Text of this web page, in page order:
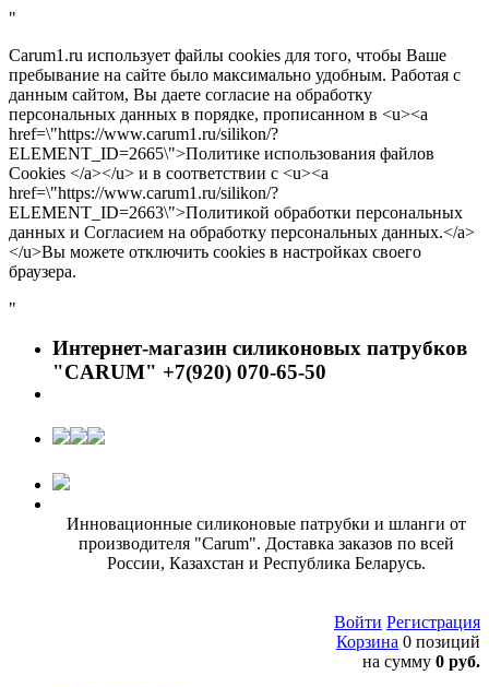
"
Carum1.ru использует файлы cookies для того, чтобы Ваше
пребывание на сайте было максимально удобным. Работая с
данным сайтом, Вы даете согласие на обработку
персональных данных в порядке, прописанном в <u><a
href=\"https://www.carum1.ru/silikon/?
ELEMENT_ID=2665\">Политике использования файлов
Cookies </a></u> и в соответствии с <u><a
href=\"https://www.carum1.ru/silikon/?
ELEMENT_ID=2663\">Политикой обработки персональных
данных и Согласием на обработку персональных данных.</a>
</u>Вы можете отключить cookies в настройках своего
браузера.
"
Интернет-магазин силиконовых патрубков
"CARUM" +7(920) 070-65-50
Инновационные силиконовые патрубки и шланги от
производителя "Carum". Доставка заказов по всей
России, Казахстан и Республика Беларусь.
Войти Регистрация
Корзина 0 позиций
на сумму 0 руб.